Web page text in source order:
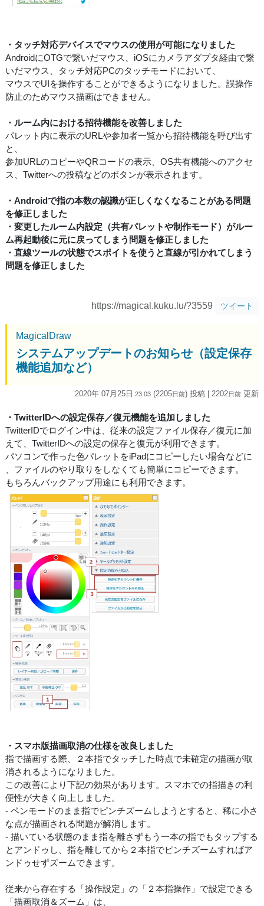
・タッチ対応デバイスでマウスの使用が可能になりました
AndroidにOTGで繋いだマウス、iOSにカメラアダプタ経由で繋
いだマウス、タッチ対応PCのタッチモードにおいて、
マウスでUIを操作することができるようになりました。誤操作
防止のためマウス描画はできません。
・ルーム内における招待機能を改善しました
パレット内に表示のURLや参加者一覧から招待機能を呼び出す
と、
参加URLのコピーやQRコードの表示、OS共有機能へのアクセ
ス、Twitterへの投稿などのボタンが表示されます。
・Androidで指の本数の認識が正しくなくなることがある問題
を修正しました
・変更したルーム内設定（共有パレットや制作モード）がルー
ム再起動後に元に戻ってしまう問題を修正しました
・直線ツールの状態でスポイトを使うと直線が引かれてしまう
問題を修正しました
https://magical.kuku.lu/?3559 ツイート
MagicalDraw
システムアップデートのお知らせ（設定保存
機能追加など）
2020年 07月25日 23:03 (2205日前) 投稿 | 2202日前 更新
・TwitterIDへの設定保存／復元機能を追加しました
TwitterIDでログイン中は、従来の設定ファイル保存／復元に加
えて、TwitterIDへの設定の保存と復元が利用できます。
パソコンで作った色パレットをiPadにコピーしたい場合などに
、ファイルのやり取りをしなくても簡単にコピーできます。
もちろんバックアップ用途にも利用できます。
・スマホ版描画取消の仕様を改良しました
指で描画する際、２本指でタッチした時点で未確定の描画が取
消されるようになりました。
この改善により下記の効果があります。スマホでの指描きの利
便性が大きく向上しました。
- ペンモードのまま指でピンチズームしようとすると、稀に小さ
な点が描画される問題が解消します。
- 描いている状態のまま指を離さずもう一本の指でもタップする
とアンドゥし、指を離してから２本指でピンチズームすればア
ンドゥせずズームできます。
従来から存在する「操作設定」の「２本指操作」で設定できる
「描画取消＆ズーム」は、